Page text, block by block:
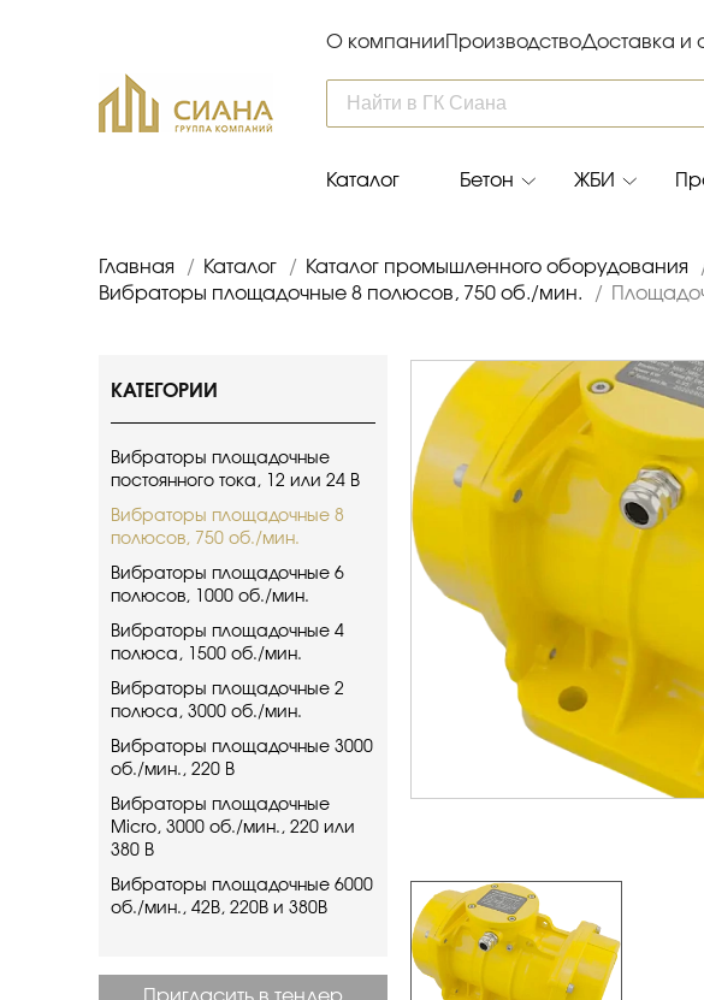
О компании ПроизводствоДоставка и
Каталог Бетон ЖБИ
Главная / Каталог / Каталог промышленного оборудования
Вибраторы площадочные 8 полюсов, 750 об./мин.
/
КАТЕГОРИИ
Вибраторы площадочные
постоянного тока, 12 или 24 В
Вибраторы площадочные 8
полюсов, 750 об./мин.
Вибраторы площадочные 6
полюсов, 1000 об./мин.
Вибраторы площадочные 4
полюса, 1500 об./мин.
Вибраторы площадочные 2
полюса, 3000 об./мин.
Вибраторы площадочные 3000
об./мин., 220 В
Вибраторы площадочные
Micro, 3000 об./мин., 220 или
380 В
Вибраторы площадочные 6000
об./мин., 42В, 220В и 380В